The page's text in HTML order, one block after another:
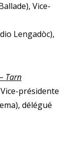
Vice-
Lengadòc),
Tarn
Vice-présidente
délégué